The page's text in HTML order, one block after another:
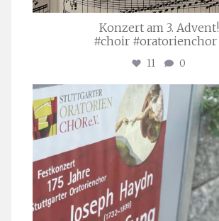
Konzert am 3. Advent!
#choir #oratorienchor
11 0
stuttgarter_oratorienchor
Juli 23